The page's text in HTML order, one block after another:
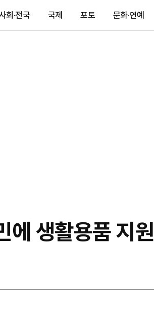
회·전국 국제 포토 문화·연예
에 생활용품 지원